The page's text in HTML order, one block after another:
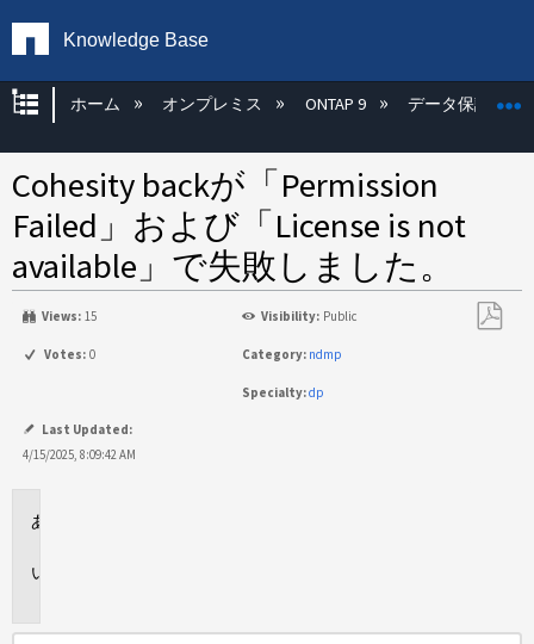
Knowledge Base
グローバル階層を展開/折りたたむ
ホーム オンプレミス ONTAP 9 データ保護
Cohesity backが「Permission
Failed」および「License is not
available」で失敗しました。
Views: 15 Visibility: Public
Votes: 0 Category: ndmp
Specialty:dp
Last Updated:
4/15/2025, 8:09:42 AM